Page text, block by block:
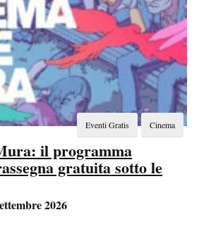
Cinema
Eventi Gratis
il programma
gratuita sotto le
2026